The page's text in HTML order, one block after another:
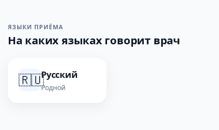
ЯЗЫКИ ПРИЁМА
На каких языках говорит врач
🇷🇺Русский
Родной